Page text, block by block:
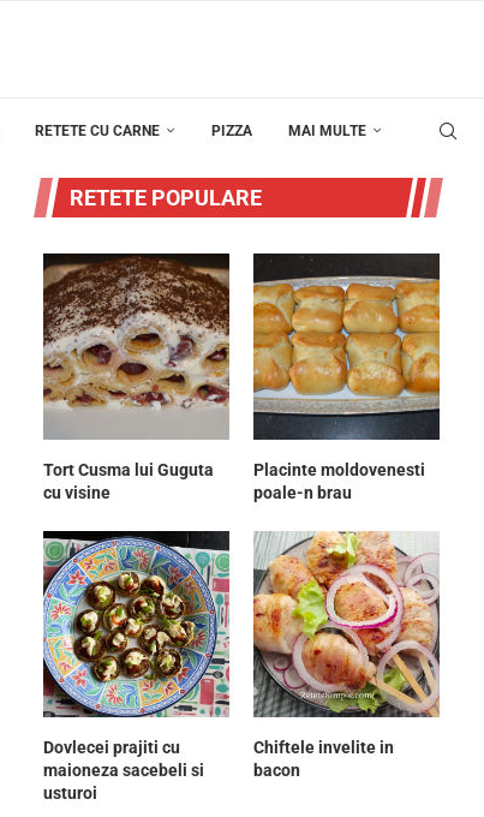
RETETE CU CARNE PIZZA MAI MULTE
RETETE POPULARE
Tort Cusma lui Guguta
cu visine
Placinte moldovenesti
poale-n brau
Dovlecei prajiti cu
maioneza sacebeli si
usturoi
Chiftele invelite in
bacon